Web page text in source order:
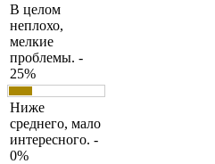
В целом
неплохо,
мелкие
проблемы. -
25%
Ниже
среднего, мало
интересного. -
0%